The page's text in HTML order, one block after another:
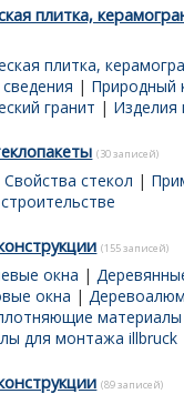
плитка,
плитка,
| Природный
гранит | Изделия
(30 записей)
Свойства стекол |
(155 записей)
окна |
окна |
материалы
для монтажа illbruck
(89 записей)